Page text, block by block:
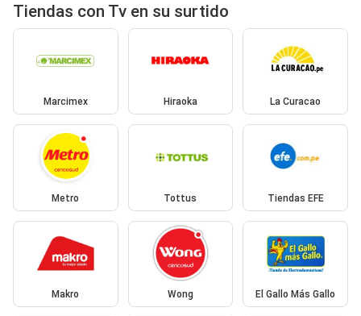
Tiendas con Tv en su surtido
Marcimex Hiraoka La Curacao
Metro Tottus Tiendas EFE
Makro Wong El Gallo Más Gallo